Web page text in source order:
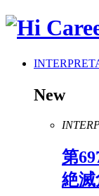
New
第
絶滅